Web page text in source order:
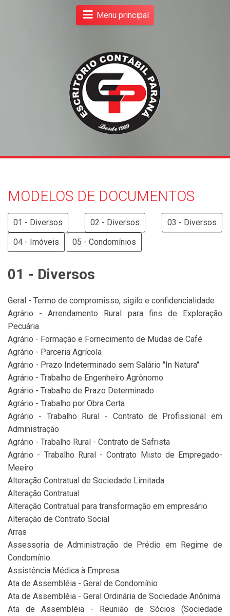
Menu principal
MODELOS DE DOCUMENTOS
01 - Diversos 02 - Diversos
03 - Diversos
04 - Imóveis
05 - Condomínios
01 - Diversos
Geral - Termo de compromisso, sigilo e confidencialidade
Agrário - Arrendamento Rural para fins de Exploração
Pecuária
Agrário - Formação e Fornecimento de Mudas de Café
Agrário - Parceria Agrícola
Agrário - Prazo Indeterminado sem Salário "In Natura"
Agrário - Trabalho de Engenheiro Agrônomo
Agrário - Trabalho de Prazo Determinado
Agrário - Trabalho por Obra Certa
Agrário - Trabalho Rural - Contrato de Profissional em
Administração
Agrário - Trabalho Rural - Contrato de Safrista
Agrário - Trabalho Rural - Contrato Misto de Empregado-
Meeiro
Alteração Contratual de Sociedade Limitada
Alteração Contratual
Alteração Contratual para transformação em empresário
Alteração de Contrato Social
Arras
Assessoria de Administração de Prédio em Regime de
Condomínio
Assistência Médica à Empresa
Ata de Assembléia - Geral de Condomínio
Ata de Assembléia - Geral Ordinária de Sociedade Anônima
Ata de Assembléia - Reunião de Sócios (Sociedade